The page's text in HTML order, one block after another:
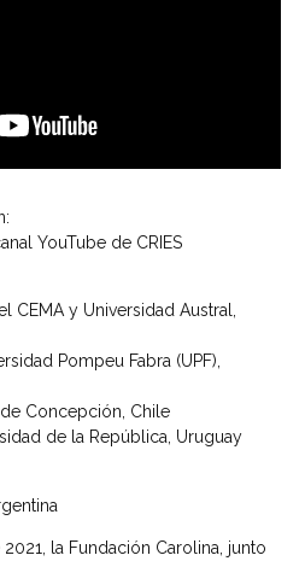
YouTube de CRIES
CEMA y Universidad Austral,
Pompeu Fabra (UPF),
Concepción, Chile
de la República, Uruguay
la Fundación Carolina, junto